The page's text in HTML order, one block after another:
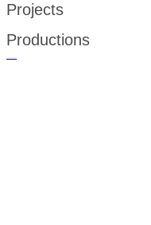
Projects
Productions